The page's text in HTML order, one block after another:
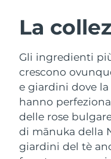
La
Gli ingredienti
crescono
e giardini dove
hanno
delle rose
di mānuka della
giardini del tè
Detersione viso
Anti-
Idratazione
Austria
Belgio
Bermuda
Bosnia ed
Erzegovina